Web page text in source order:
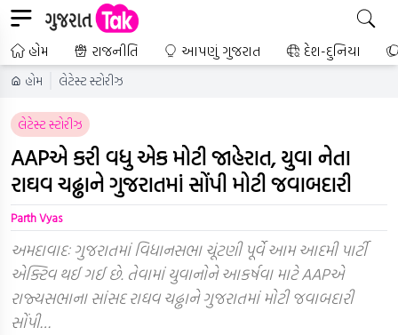
હોમ રાજનીતિ આપણું ગુજરાત દેશ-દુનિયા
હોમ લેટેસ્ટ સ્ટોરીઝ
લેટેસ્ટ સ્ટોરીઝ
AAPએ કરી વધુ એક મોટી જાહેરાત, યુવા નેતા
રાઘવ ચઢ્ઢાને ગુજરાતમાં સોંપી મોટી જવાબદારી
Parth Vyas
અમદાવાદઃ ગુજરાતમાં વિધાનસભા ચૂંટણી પૂર્વે આમ આદમી પાર્ટી
એક્ટિવ થઈ ગઈ છે. તેવામાં યુવાનોને આકર્ષવા માટે AAPએ
રાજ્યસભાના સાંસદ રાઘવ ચઢ્ઢાને ગુજરાતમાં મોટી જવાબદારી
સોંપી…